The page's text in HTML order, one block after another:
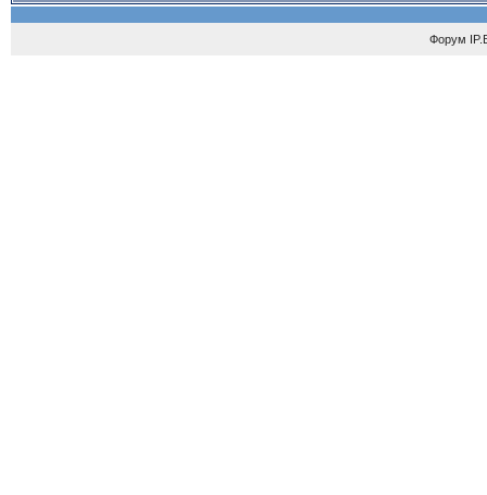
Форум